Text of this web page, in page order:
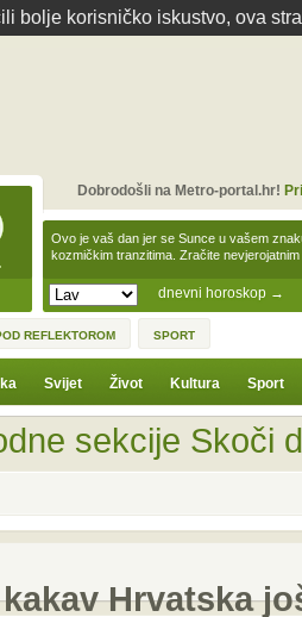
bolje korisničko iskustvo, ova
dnevni horoskop →
Ovo je vaš dan jer se Sunce u vašem
kozmičkim tranzitima. Zračite
Dobrodošli na Metro-portal.hr!
REFLEKTOROM SPORT
Svijet Život Kultura Sport
sekcije Skoči
Hrvatska